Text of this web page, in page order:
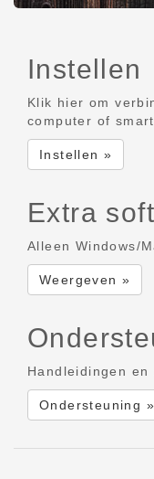
Instellen
Klik hier om
computer of smart
Instellen »
Extra
Alleen Windows/
Weergeven »
Handleidingen
Ondersteuning »